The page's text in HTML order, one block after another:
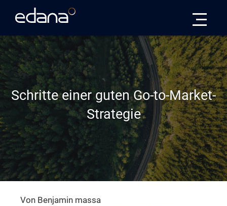
Schritte einer guten Go-to-Market-
Strategie
Von Benjamin massa